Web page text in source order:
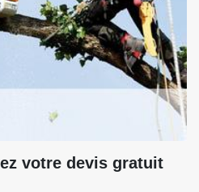
votre devis gratuit